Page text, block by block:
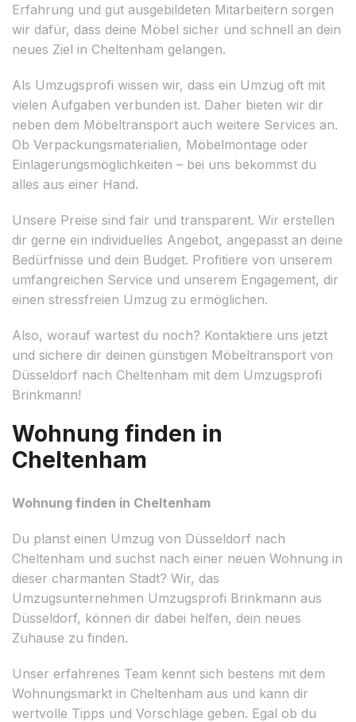
Erfahrung und gut ausgebildeten Mitarbeitern sorgen
wir dafür, dass deine Möbel sicher und schnell an dein
neues Ziel in Cheltenham gelangen.
Als Umzugsprofi wissen wir, dass ein Umzug oft mit
vielen Aufgaben verbunden ist. Daher bieten wir dir
neben dem Möbeltransport auch weitere Services an.
Ob Verpackungsmaterialien, Möbelmontage oder
Einlagerungsmöglichkeiten – bei uns bekommst du
alles aus einer Hand.
Unsere Preise sind fair und transparent. Wir erstellen
dir gerne ein individuelles Angebot, angepasst an deine
Bedürfnisse und dein Budget. Profitiere von unserem
umfangreichen Service und unserem Engagement, dir
einen stressfreien Umzug zu ermöglichen.
Also, worauf wartest du noch? Kontaktiere uns jetzt
und sichere dir deinen günstigen Möbeltransport von
Düsseldorf nach Cheltenham mit dem Umzugsprofi
Brinkmann!
Wohnung finden in
Cheltenham
Wohnung finden in Cheltenham
Du planst einen Umzug von Düsseldorf nach
Cheltenham und suchst nach einer neuen Wohnung in
dieser charmanten Stadt? Wir, das
Umzugsunternehmen Umzugsprofi Brinkmann aus
Düsseldorf, können dir dabei helfen, dein neues
Zuhause zu finden.
Unser erfahrenes Team kennt sich bestens mit dem
Wohnungsmarkt in Cheltenham aus und kann dir
wertvolle Tipps und Vorschläge geben. Egal ob du